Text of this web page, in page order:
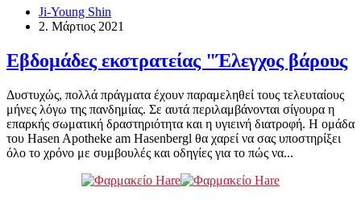
Ji-Young Shin
2. Μάρτιος 2021
Εβδομάδες εκστρατείας "Έλεγχος βάρους
Δυστυχώς, πολλά πράγματα έχουν παραμεληθεί τους τελευταίους
μήνες λόγω της πανδημίας. Σε αυτά περιλαμβάνονται σίγουρα η
επαρκής σωματική δραστηριότητα και η υγιεινή διατροφή. Η ομάδα
του Hasen Apotheke am Hasenbergl θα χαρεί να σας υποστηρίξει
όλο το χρόνο με συμβουλές και οδηγίες για το πώς να...